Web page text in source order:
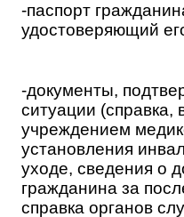
-паспорт
удостоверяющий
-документы,
ситуации
учреждением
установления
уходе, сведения о
гражданина за
справка органов